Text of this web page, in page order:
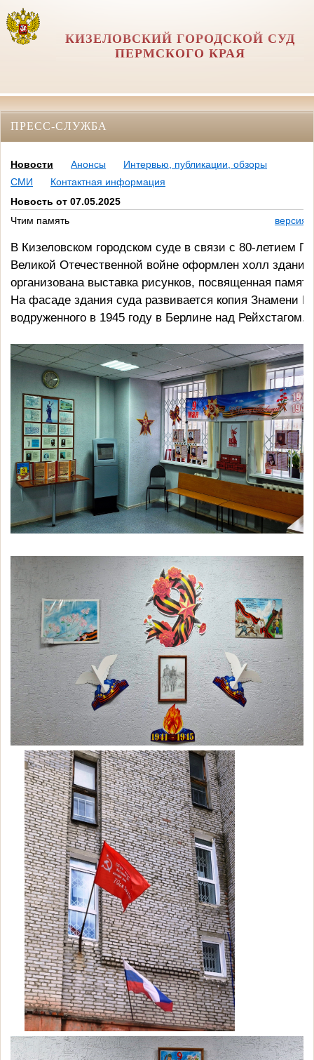
КИЗЕЛОВСКИЙ ГОРОДСКОЙ СУД
ПЕРМСКОГО КРАЯ
ПРЕСС-СЛУЖБА
Новости Анонсы
Интервью, публикации, обзоры
СМИ
Контактная информация
Новость от 07.05.2025
Чтим память
версия
В Кизеловском городском суде в связи с 80-летием
Великой Отечественной войне оформлен холл здания,
организована выставка рисунков, посвященная
На фасаде здания суда развивается копия Знамени
водруженного в 1945 году в Берлине над Рейхстагом.